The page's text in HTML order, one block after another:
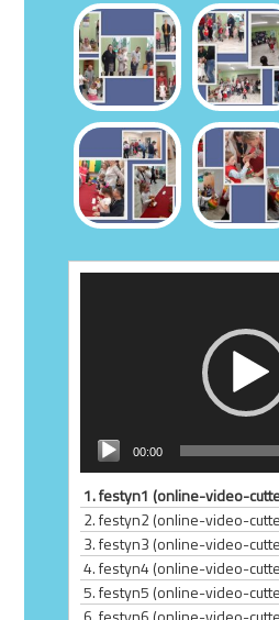
00:00
1.festyn1 (online-video-
2.festyn2 (online-video-
3.festyn3 (online-video-
4.festyn4 (online-video-
5.festyn5 (online-video-